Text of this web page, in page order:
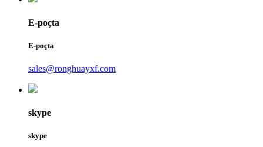
E-poçta
E-poçta
sales@ronghuayxf.com
skype
skype